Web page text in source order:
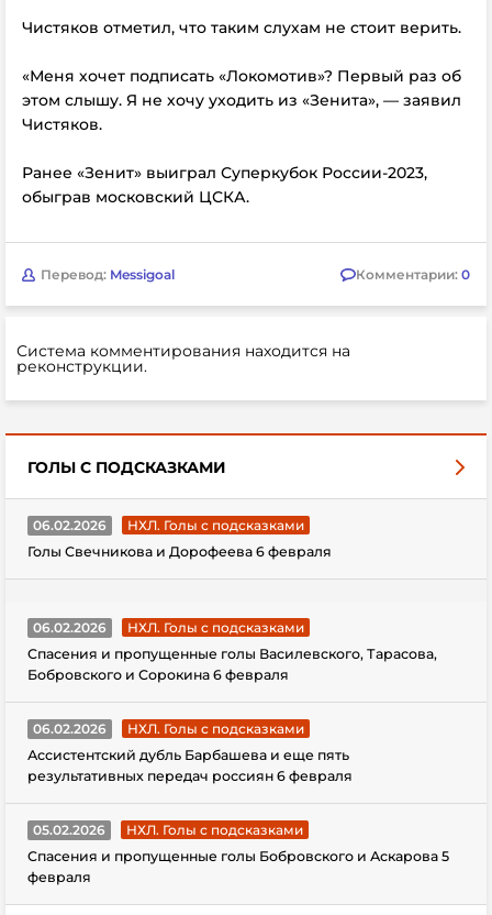
Чистяков отметил, что таким слухам не стоит верить.
«Меня хочет подписать «Локомотив»? Первый раз об
этом слышу. Я не хочу уходить из «Зенита», — заявил
Чистяков.
Ранее «Зенит» выиграл Суперкубок России-2023,
обыграв московский ЦСКА.
Перевод: Messigoal Комментарии: 0
Система комментирования находится на
реконструкции.
ГОЛЫ С ПОДСКАЗКАМИ
06.02.2026
НХЛ. Голы с подсказками
Голы Свечникова и Дорофеева 6 февраля
06.02.2026
НХЛ. Голы с подсказками
Спасения и пропущенные голы Василевского, Тарасова,
Бобровского и Сорокина 6 февраля
06.02.2026
НХЛ. Голы с подсказками
Ассистентский дубль Барбашева и еще пять
результативных передач россиян 6 февраля
05.02.2026
НХЛ. Голы с подсказками
Спасения и пропущенные голы Бобровского и Аскарова 5
февраля